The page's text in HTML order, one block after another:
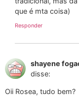
que é mta coisa)
Responder
shayene
disse:
Oii Rosea, tudo bem?